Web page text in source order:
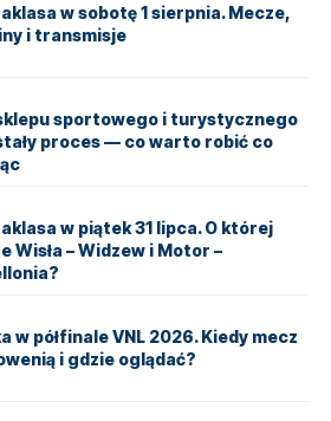
w sobotę 1 sierpnia. Mecze,
i transmisje
sportowego i turystycznego
proces — co warto robić co
w piątek 31 lipca. O której
Wisła – Widzew i Motor –
w półfinale VNL 2026. Kiedy mecz
i gdzie oglądać?